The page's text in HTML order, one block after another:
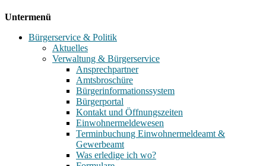
Untermenü
Bürgerservice & Politik
Aktuelles
Verwaltung & Bürgerservice
Ansprechpartner
Amtsbroschüre
Bürgerinformationssystem
Bürgerportal
Kontakt und Öffnungszeiten
Einwohnermeldewesen
Terminbuchung Einwohnermeldeamt &
Gewerbeamt
Was erledige ich wo?